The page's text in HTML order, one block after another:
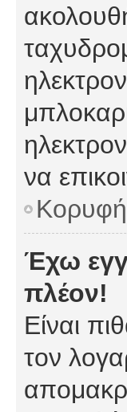
να
Κορυφή
Έχω
πλέον!
Είναι
τον